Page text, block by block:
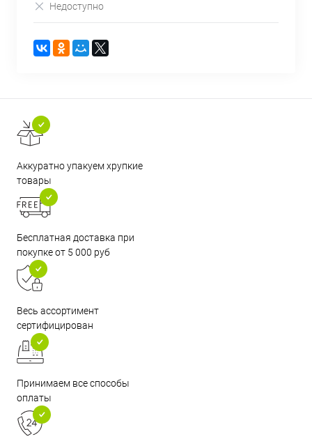
Недоступно
Аккуратно упакуем хрупкие
товары
Бесплатная доставка при
покупке от 5 000 руб
Весь ассортимент
сертифицирован
Принимаем все способы
оплаты